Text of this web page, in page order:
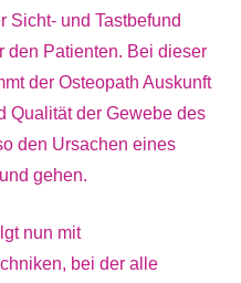
Sicht- und Tastbefund
den Patienten. Bei dieser
der Osteopath Auskunft
Qualität der Gewebe des
den Ursachen eines
gehen.
nun mit
bei der alle